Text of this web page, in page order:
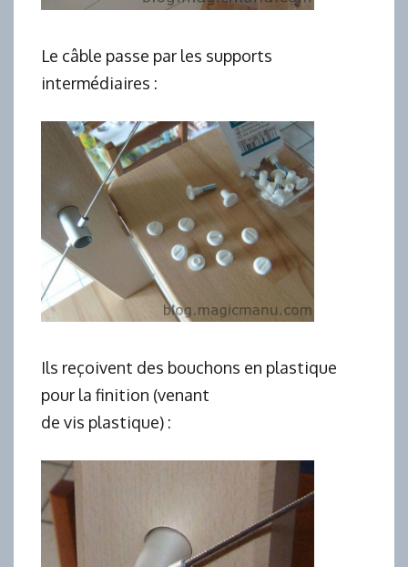
Le câble passe par les supports
intermédiaires :
Ils reçoivent des bouchons en plastique
pour la finition (venant
de vis plastique) :